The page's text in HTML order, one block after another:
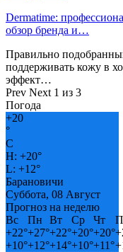
Dermatime:
обзор бренда и…
Правильно
поддерживать кожу в
эффект…
Prev Next 1 из 3
Погода
+20
°
C
H: +20°
L: +12°
Барановичи
Суббота, 08 Август
Прогноз на неделю
Вс
Пн Вт Ср Чт
+22°+27°+22°+20°+20°+
+10°+12°+14°+10°+11°+